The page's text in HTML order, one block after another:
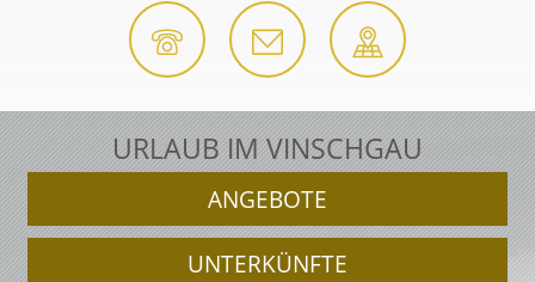
URLAUB IM VINSCHGAU
ANGEBOTE
UNTERKÜNFTE